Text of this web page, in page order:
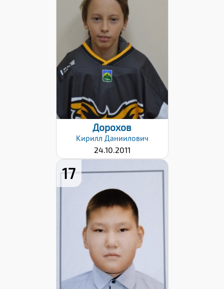
Дата заявки:
25.10.2022
Дорохов
Кирилл Даниилович
24.10.2011
17
Дата заявки:
25.10.2022